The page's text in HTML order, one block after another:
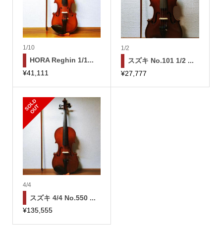
1/10
HORA Reghin 1/1...
¥41,111
1/2
スズキ No.101 1/2 ...
¥27,777
S
O
L
D
O
U
T
4/4
スズキ 4/4 No.550 ...
¥135,555